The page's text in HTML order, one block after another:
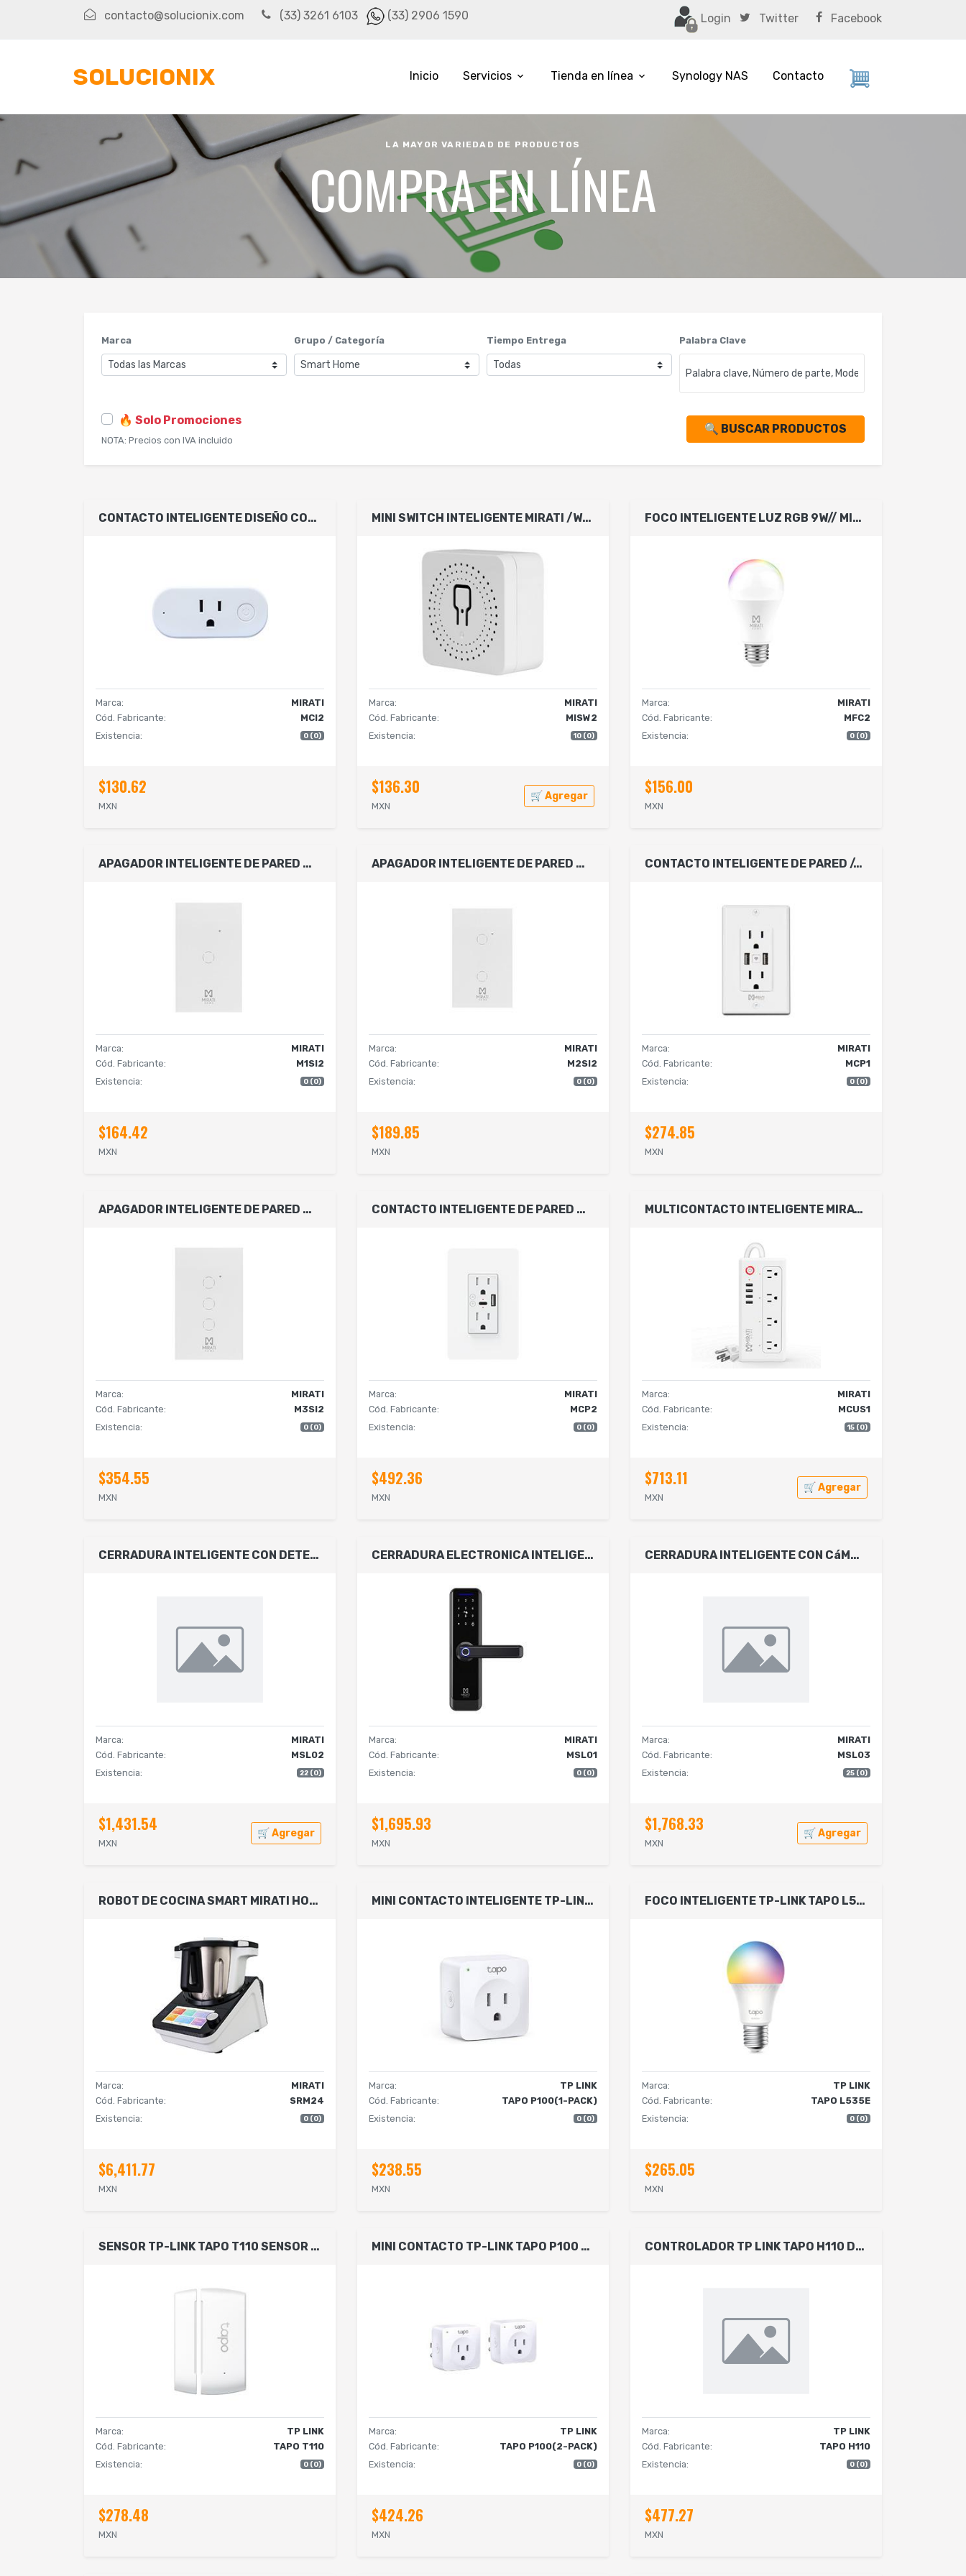
contacto@solucionix.com (33) 3261 6103 (33) 2906 1590 Login Twitter Facebook
SOLUCIONIX Inicio Servicios Tienda en línea Synology NAS Contacto
LA MAYOR VARIEDAD DE PRODUCTOS
COMPRA EN LÍNEA
Marca Grupo / Categoría Tiempo Entrega Palabra Clave
🔥 Solo Promociones
NOTA: Precios con IVA incluido
🔍 BUSCAR PRODUCTOS
CONTACTO INTELIGENTE DISEÑO COMPACTO // MIRATI // SMART PLUG // WIFI 2.4GHZ // COMPATIBLE CON ANDROID E IOS // FUNCIONA CON ALEXA Y ASISTENTE DE GOOGLE
Marca:
MIRATI
Cód. Fabricante:
MCI2
Existencia:
0 (0)
$130.62
MXN
MINI SWITCH INTELIGENTE MIRATI /WIFI 2.4 GHZ/100 - 240 V/3680 W/ BLANCO
Marca:
MIRATI
Cód. Fabricante:
MISW2
Existencia:
10 (0)
$136.30
MXN
🛒 Agregar
FOCO INTELIGENTE LUZ RGB 9W// MIRATI // WIFI 2.4GHZ // COMPATIBLE CON ANDROID E IOS // FUNCIONA CON ALEXA Y ASISTENTE DE GOOGLE // LUZ CALIDA Y FRIA //LUZ MULTICOLOR // DIMMABLE // NO REQUIERE HUB//
Marca:
MIRATI
Cód. Fabricante:
MFC2
Existencia:
0 (0)
$156.00
MXN
APAGADOR INTELIGENTE DE PARED MIRATI DE 1 APAGADOR TOUCH WIFI 2.4HZ BLUETOOTH // COMPATIBLE CON ANDROID E IOS // FUNCIONA CON ALEXA Y ASISTENTE DE GOOGLE
Marca:
MIRATI
Cód. Fabricante:
M1SI2
Existencia:
0 (0)
$164.42
MXN
APAGADOR INTELIGENTE DE PARED MIRATI DE 2 APAGADORES TOUCH WIFI 2.4HZ BLUETOOTH // COMPATIBLE CON ANDROID E IOS // FUNCIONA CON ALEXA Y ASISTENTE DE GOOGLE
Marca:
MIRATI
Cód. Fabricante:
M2SI2
Existencia:
0 (0)
$189.85
MXN
CONTACTO INTELIGENTE DE PARED // MIRATI // WIFI 2.4GHZ // 2 USB // 2 CONTACTOS COMPATIBLE CON ANDROID E IOS // FUNCIONA CON ALEXA Y ASISTENTE DE GOOGLE
Marca:
MIRATI
Cód. Fabricante:
MCP1
Existencia:
0 (0)
$274.85
MXN
APAGADOR INTELIGENTE DE PARED MIRATI DE 3 APAGADORES TOUCH WIFI 2.4HZ BLUETOOTH // COMPATIBLE CON ANDROID E IOS // FUNCIONA CON ALEXA Y ASISTENTE DE GOOGLE
Marca:
MIRATI
Cód. Fabricante:
M3SI2
Existencia:
0 (0)
$354.55
MXN
CONTACTO INTELIGENTE DE PARED MIRATI MCP2 / 2 CONTACTOS, 1 USB A, 1 USB C / WIFI 2.4GHZ, BLUETOOTH 4.2 / COMPATIBLE CON ANDROID E IOS / FUNCIONA CON ALEXA Y ASISTENTE DE GOOGLE
Marca:
MIRATI
Cód. Fabricante:
MCP2
Existencia:
0 (0)
$492.36
MXN
MULTICONTACTO INTELIGENTE MIRATI 4 SOCKETS/4USB/LED INDICADOR/WIFI 2.4 GHZ/100 - 240 V/1800 W/ BLANCO
Marca:
MIRATI
Cód. Fabricante:
MCUS1
Existencia:
15 (0)
$713.11
MXN
🛒 Agregar
CERRADURA INTELIGENTE CON DETECCIóN DE HUELLA DACTILAR, TARJETA RFID, CONECTIVIDAD WIFI, COMBINACIóN NUMéRICA Y LLAVE FíSICA, DE ALEACIóN DE ALUMINIO Y CRISTAL TEMPLADO.
Marca:
MIRATI
Cód. Fabricante:
MSL02
Existencia:
22 (0)
$1,431.54
MXN
🛒 Agregar
CERRADURA ELECTRONICA INTELIGENTE MIRATI INTERIOR Y EXTERIOR, HUELLA DIGITAL, LLAVE FSICA, TARJETA RF CONTROL DE ACCESO
Marca:
MIRATI
Cód. Fabricante:
MSL01
Existencia:
0 (0)
$1,695.93
MXN
CERRADURA INTELIGENTE CON CáMARA Y TIMBRE, DETECCIóN DE HUELLA DACTILAR, TARJETA RFID, CONECTIVIDAD WIFI, COMBINACIóN NUMéRICA Y LLAVE FíSICA, DE ALEACIóN DE ALUMINIO Y CRISTAL TEMPLADO.
Marca:
MIRATI
Cód. Fabricante:
MSL03
Existencia:
25 (0)
$1,768.33
MXN
🛒 Agregar
ROBOT DE COCINA SMART MIRATI HOME, WIFI, APP MOVIL, PANTALLA TOUCH 7 PULGADAS, MS DE 900 RECETAS EN NUBE, CONSTRUCCION DE ACERO INOXIDABLE, CAPACIDAD DE 4.8L, MAS DE 16 FUNCIONES PARA COCINAR
Marca:
MIRATI
Cód. Fabricante:
SRM24
Existencia:
0 (0)
$6,411.77
MXN
MINI CONTACTO INTELIGENTE TP-LINK TAPO P1001-PACK SUSTITUYE A EP10 Y HS105
Marca:
TP LINK
Cód. Fabricante:
TAPO P100(1-PACK)
Existencia:
0 (0)
$238.55
MXN
FOCO INTELIGENTE TP-LINK TAPO L535E RGB MULTICOLOR COMPATIBLE CON MATTER NO REQUIERE HUB
Marca:
TP LINK
Cód. Fabricante:
TAPO L535E
Existencia:
0 (0)
$265.05
MXN
SENSOR TP-LINK TAPO T110 SENSOR DE CONTACTO INTELIGENTE
Marca:
TP LINK
Cód. Fabricante:
TAPO T110
Existencia:
0 (0)
$278.48
MXN
MINI CONTACTO TP-LINK TAPO P100 (2-PACK) SUSTITUYE A HS200
Marca:
TP LINK
Cód. Fabricante:
TAPO P100(2-PACK)
Existencia:
0 (0)
$424.26
MXN
CONTROLADOR TP LINK TAPO H110 DE INFRARROJOS INTELIGENTE
Marca:
TP LINK
Cód. Fabricante:
TAPO H110
Existencia:
0 (0)
$477.27
MXN